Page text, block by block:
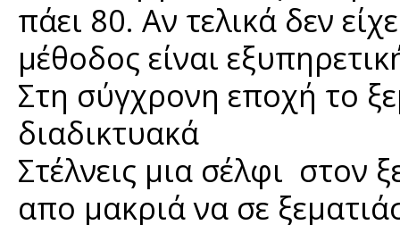
πάει 80. Αν τελικά δεν
μέθοδος είναι
Στη σύγχρονη εποχή το
διαδικτυακά
Στέλνεις μια σέλφι στον
απο μακριά να σε